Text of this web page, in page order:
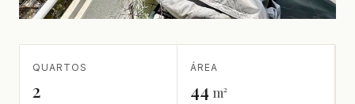
QUARTOS
2
ÁREA
44 m²